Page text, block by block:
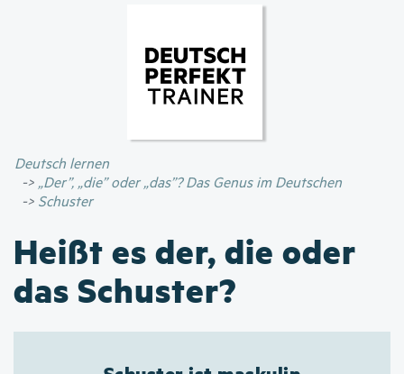
Inhalt
Deutsch lernen
„Der”, „die” oder „das”? Das Genus im Deutschen
Schuster
Heißt es der, die oder
das Schuster?